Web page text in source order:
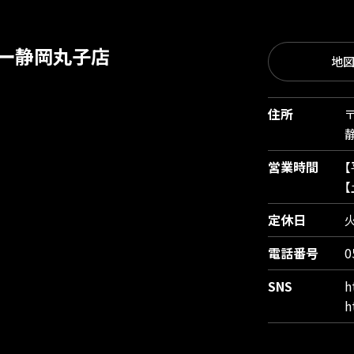
静岡丸子店 地
住所
営業時間
定休日
電話番号
SNS